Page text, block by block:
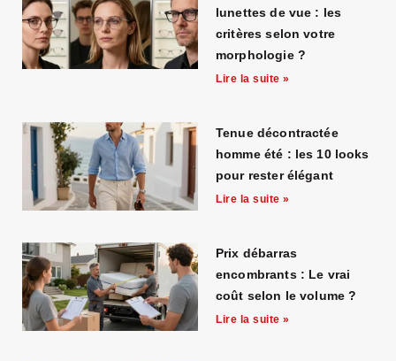
lunettes de vue : les
critères selon votre
morphologie ?
Lire la suite »
Tenue décontractée
homme été : les 10 looks
pour rester élégant
Lire la suite »
Prix débarras
encombrants : Le vrai
coût selon le volume ?
Lire la suite »